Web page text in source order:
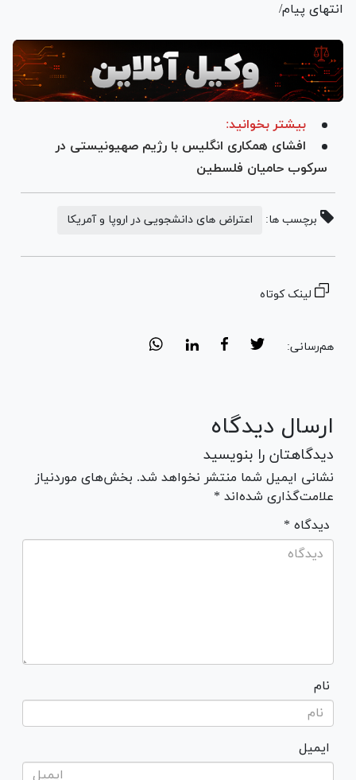
انتهای پیام/
بیشتر بخوانید:
افشای همکاری انگلیس با رژیم صهیونیستی در
سرکوب حامیان فلسطین
برچسب ها: اعتراض های دانشجویی در اروپا و آمریکا
لینک کوتاه
هم‌رسانی:
ارسال دیدگاه
دیدگاهتان را بنویسید
نشانی ایمیل شما منتشر نخواهد شد. بخش‌های موردنیاز
علامت‌گذاری شده‌اند *
* دیدگاه
نام
ایمیل